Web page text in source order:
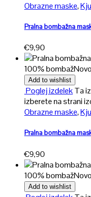
Obrazne maske,
Pralna bombažna
€9,90
100% bombažNovo
Add to wishlist
Poglej izdelekTa
izberete na strani
Obrazne maske,
Pralna bombažna
€9,90
100% bombažNovo
Add to wishlist